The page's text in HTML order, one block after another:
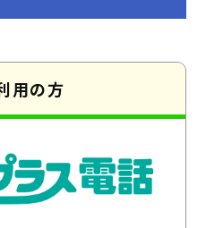
用の方